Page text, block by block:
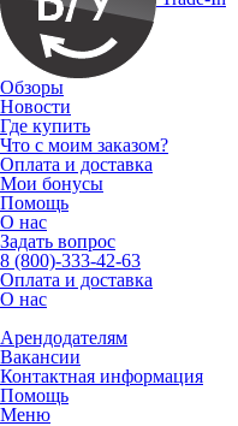
Обзоры
Новости
Где купить
Что с моим заказом?
Оплата и доставка
Мои бонусы
Помощь
О нас
Задать вопрос
8 (800)-333-42-63
Оплата и доставка
О нас
Арендодателям
Вакансии
Контактная информация
Помощь
Меню